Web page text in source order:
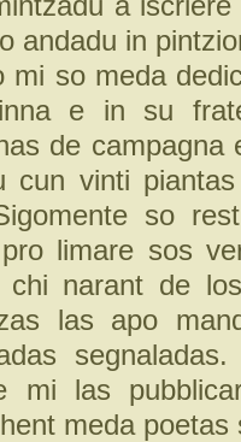
andadu in
mi so meda
e in su
de campagna
cun vinti
so
limare sos
chi narant de
las apo
las
meda poetas